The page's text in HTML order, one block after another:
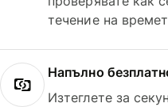
течение на
Напълно
Изтеглете за